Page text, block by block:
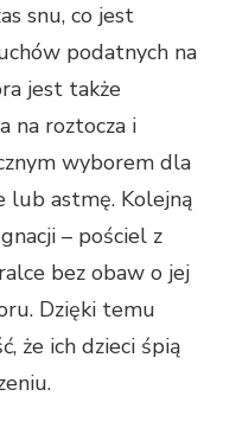
snu, co jest
podatnych na
jest także
na roztocza i
wyborem dla
lub astmę. Kolejną
– pościel z
bez obaw o jej
Dzięki temu
że ich dzieci śpią